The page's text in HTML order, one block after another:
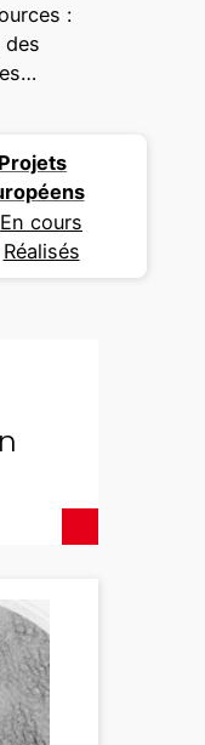
:
des
Projets
En cours
Réalisés